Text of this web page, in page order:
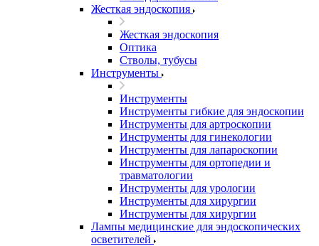
Жесткая эндоскопия
Жесткая эндоскопия
Оптика
Стволы, тубусы
Инструменты
Инструменты
Инструменты гибкие для эндоскопии
Инструменты для артроскопии
Инструменты для гинекологии
Инструменты для лапароскопии
Инструменты для ортопедии и
травматологии
Инструменты для урологии
Инструменты для хирургии
Инструменты для хирургии
Лампы медицинские для эндоскопических
осветителей